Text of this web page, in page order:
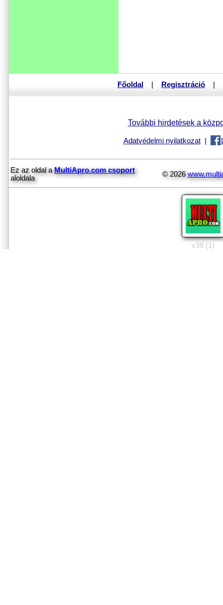
Főoldal Regisztráció
További hirdetések a
Adatvédelmi nyilatkozat|
Ez az oldal aMultiApro.com csoport
aloldala
© 2026
v38 (1)